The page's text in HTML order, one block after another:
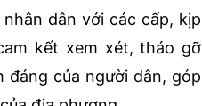
dân với các cấp, kịp
kết xem xét, tháo gỡ
của người dân, góp